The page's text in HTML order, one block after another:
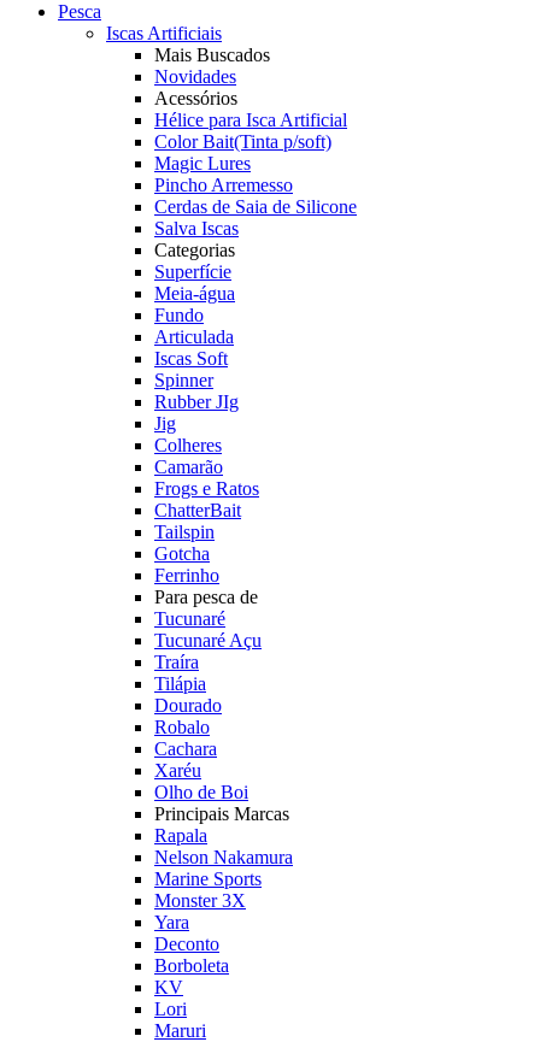
Pesca
Iscas Artificiais
Mais Buscados
Novidades
Acessórios
Hélice para Isca Artificial
Color Bait(Tinta p/soft)
Magic Lures
Pincho Arremesso
Cerdas de Saia de Silicone
Salva Iscas
Categorias
Superfície
Meia-água
Fundo
Articulada
Iscas Soft
Spinner
Rubber JIg
Jig
Colheres
Camarão
Frogs e Ratos
ChatterBait
Tailspin
Gotcha
Ferrinho
Para pesca de
Tucunaré
Tucunaré Açu
Traíra
Tilápia
Dourado
Robalo
Cachara
Xaréu
Olho de Boi
Principais Marcas
Rapala
Nelson Nakamura
Marine Sports
Monster 3X
Yara
Deconto
Borboleta
KV
Lori
Maruri